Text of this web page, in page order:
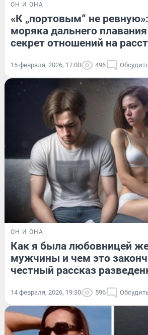
ОН И ОНА
«К „портовым“ не
моряка дальнего
секрет отношений на
15 февраля, 2026, 17:00 496
ОН И ОНА
Как я была любовницей
мужчины и чем это
честный рассказ
14 февраля, 2026, 19:30 596